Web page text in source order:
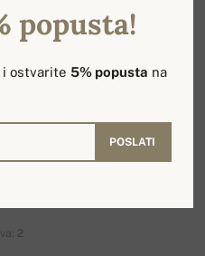
2
popusta!
i ostvarite5% popusta na
POSLATI